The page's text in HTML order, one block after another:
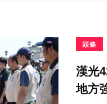
頭條
漢光
地方